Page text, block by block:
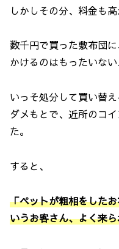
しかしその分、料金も
数千円で買った敷布団
かけるのはもったいない
いっそ処分して買い替
ダメもとで、近所のコ
た。
すると、
「ペットが粗相をした
いうお客さん、よく来